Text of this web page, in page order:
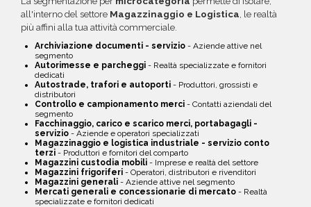
all'interno del settore Magazzinaggio e Logistica , le realtà
più affini alla tua attività commerciale.
Archiviazione documenti - servizio - Aziende attive nel
segmento
Autorimesse e parcheggi - Realtà specializzate e fornitori
dedicati
Autostrade, trafori e autoporti - Produttori, grossisti e
distributori
Controllo e campionamento merci - Contatti aziendali del
segmento
Facchinaggio, carico e scarico merci, portabagagli -
servizio - Aziende e operatori specializzati
Magazzinaggio e logistica industriale - servizio conto
terzi - Produttori e fornitori del comparto
Magazzini custodia mobili - Imprese e realtà del settore
Magazzini frigoriferi - Operatori, distributori e rivenditori
Magazzini generali - Aziende attive nel segmento
Mercati generali e concessionarie di mercato - Realtà
specializzate e fornitori dedicati